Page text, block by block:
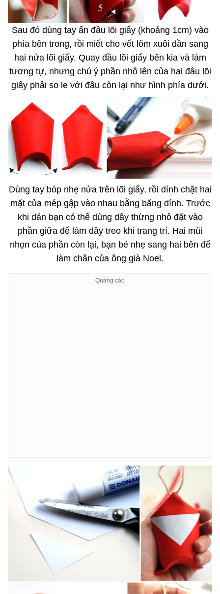
Sau đó dùng tay ấn đầu lõi giấy (khoảng 1cm) vào
phía bên trong, rồi miết cho vết lõm xuôi dần sang
hai nửa lõi giấy. Quay đầu lõi giấy bên kia và làm
tương tự, nhưng chú ý phần nhô lên của hai đâu lõi
giấy phải so le với đầu còn lại như hình phía dưới.
Dùng tay bóp nhẹ nửa trên lõi giấy, rồi dính chặt hai
mặt của mép gập vào nhau bằng băng dính. Trước
khi dán bạn có thể dùng dây thừng nhỏ đặt vào
phần giữa để làm dây treo khi trang trí. Hai mũi
nhọn của phần còn lại, bạn bẻ nhẹ sang hai bên để
làm chân của ông già Noel.